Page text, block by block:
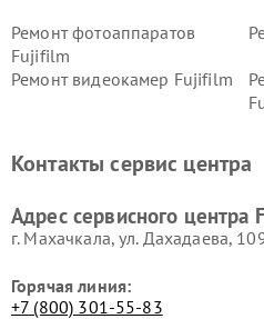
Ремонт фотоаппаратов
Fujifilm
Ремонт видеокамер Fujifilm
Контакты сервис центра
Адрес сервисного центра
г. Махачкала, ул. Дахадаева,
Горячая линия:
+7 (800) 301-55-83